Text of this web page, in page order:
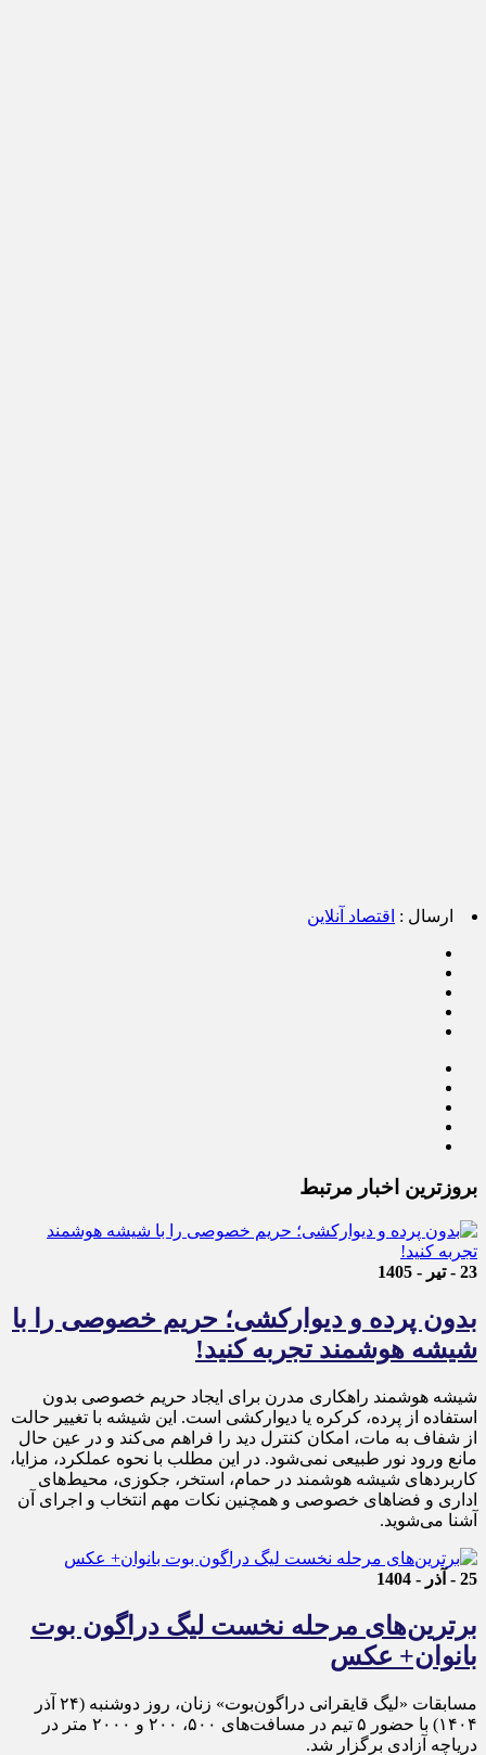
ارسال : اقتصاد آنلاین
بروزترین اخبار مرتبط
23 - تیر - 1405
بدون پرده و دیوارکشی؛ حریم خصوصی را با
شیشه هوشمند تجربه کنید!
شیشه هوشمند راهکاری مدرن برای ایجاد حریم خصوصی بدون
استفاده از پرده، کرکره یا دیوارکشی است. این شیشه با تغییر حالت
از شفاف به مات، امکان کنترل دید را فراهم می‌کند و در عین حال
مانع ورود نور طبیعی نمی‌شود. در این مطلب با نحوه عملکرد، مزایا،
کاربردهای شیشه هوشمند در حمام، استخر، جکوزی، محیط‌های
اداری و فضاهای خصوصی و همچنین نکات مهم انتخاب و اجرای آن
آشنا می‌شوید.
25 - آذر - 1404
برترین‌های مرحله نخست لیگ دراگون بوت
بانوان+ عکس
مسابقات «لیگ قایقرانی دراگون‌بوت» زنان، روز دوشنبه (۲۴ آذر
۱۴۰۴) با حضور ۵ تیم در مسافت‌های ۵۰۰، ۲۰۰ و ۲۰۰۰ متر در
دریاچه آزادی برگزار شد.